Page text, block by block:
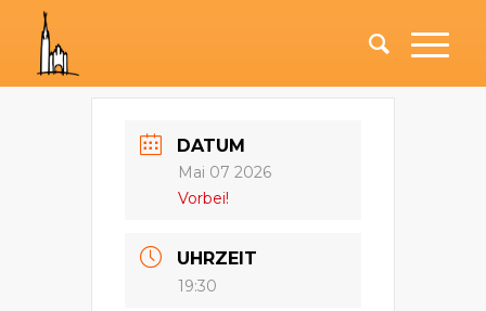
DATUM
Mai 07 2026
Vorbei!
UHRZEIT
19:30